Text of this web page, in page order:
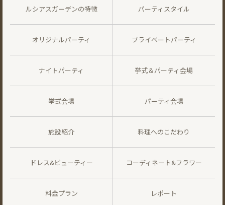
ルシアスガーデンの特徴 パーティスタイル
オリジナルパーティ プライベートパーティ
ナイトパーティ 挙式＆パーティ会場
挙式会場 パーティ会場
施設紹介 料理へのこだわり
ドレス&ビューティー コーディネート&フラワー
料金プラン レポート